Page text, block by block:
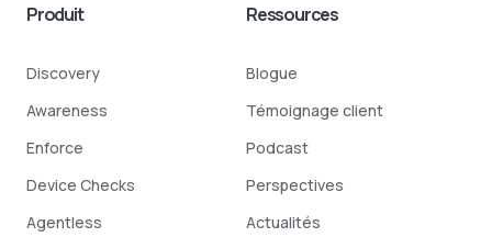
Produit
Discovery
Awareness
Enforce
Device Checks
Agentless
Ressources
Blogue
Témoignage client
Podcast
Perspectives
Actualités